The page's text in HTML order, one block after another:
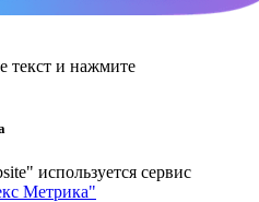
текст и нажмите
используется сервис
Метрика"